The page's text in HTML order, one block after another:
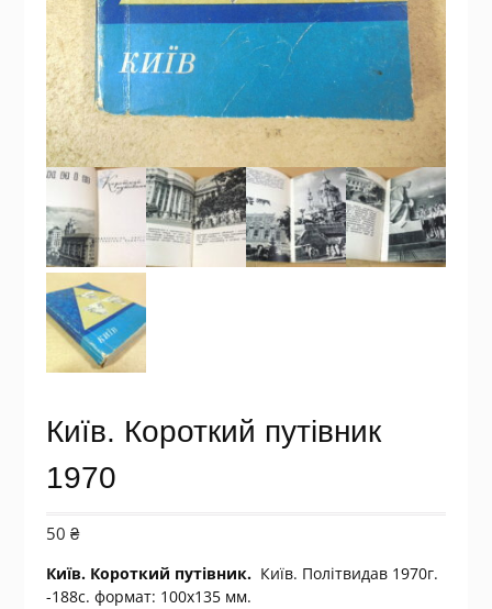
Київ. Короткий путівник
1970
50 ₴
Київ. Короткий путівник. Київ. Політвидав 1970г.
-188с. формат: 100х135 мм.